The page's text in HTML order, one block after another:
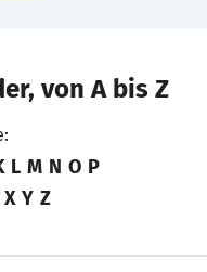
von A bis Z
L M N O P
X Y Z